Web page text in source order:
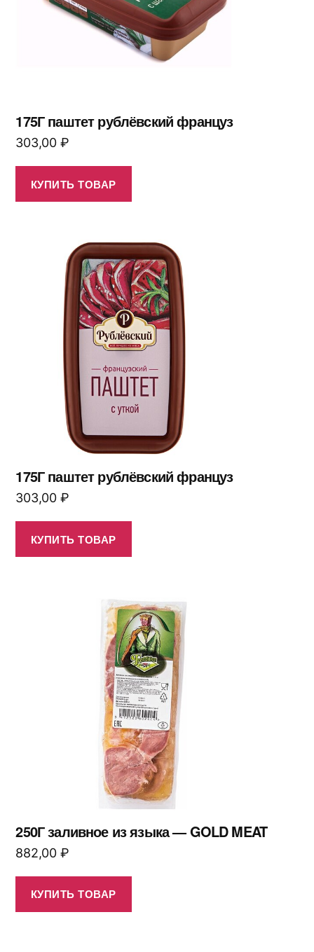
175Г паштет рублёвский француз
303,00 ₽
КУПИТЬ ТОВАР
175Г паштет рублёвский француз
303,00 ₽
КУПИТЬ ТОВАР
250Г заливное из языка — GOLD MEAT
882,00 ₽
КУПИТЬ ТОВАР